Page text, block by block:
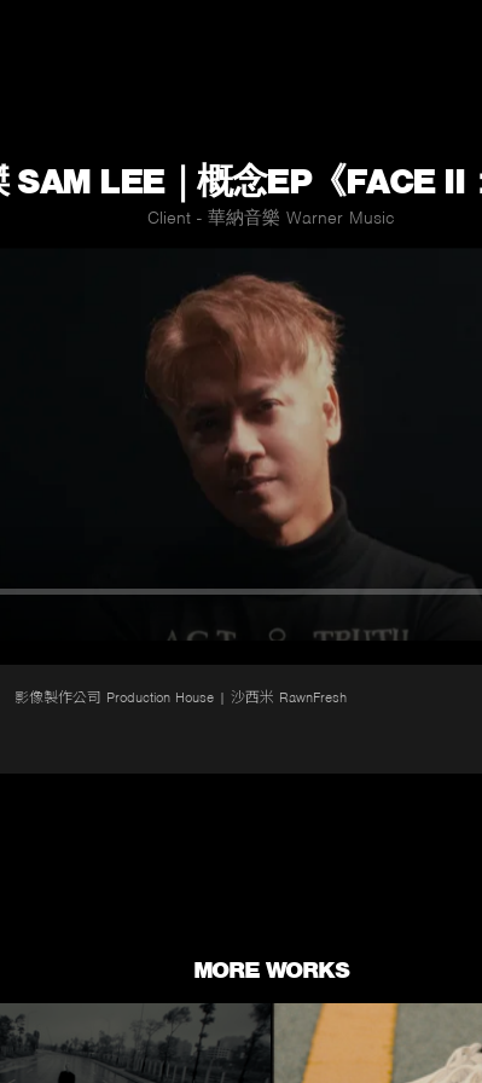
SAM LEE｜概念EP《FACE II
Client - 華納音樂 Warner Music
影像製作公司 Production House | 沙西米 RawnFresh
MORE WORKS